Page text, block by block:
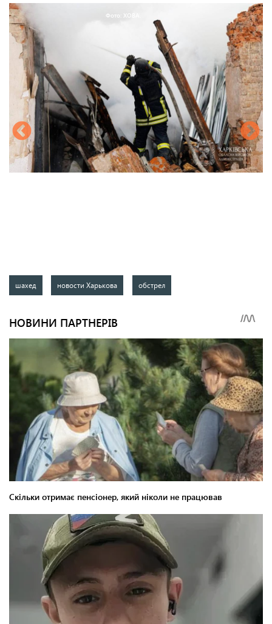
Фото: ХОВА.
шахед новости Харькова обстрел